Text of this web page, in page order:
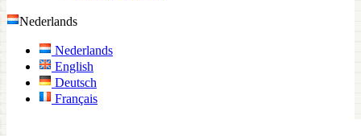
Nederlands
Nederlands
English
Deutsch
Français